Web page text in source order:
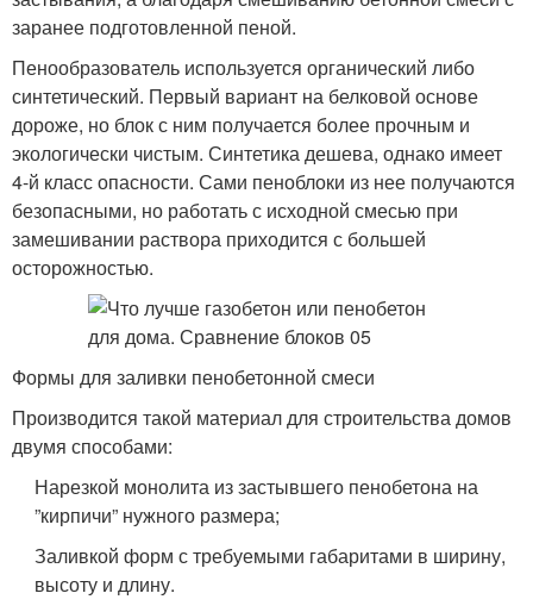
заранее подготовленной пеной.
Пенообразователь используется органический либо
синтетический. Первый вариант на белковой основе
дороже, но блок с ним получается более прочным и
экологически чистым. Синтетика дешева, однако имеет
4-й класс опасности. Сами пеноблоки из нее получаются
безопасными, но работать с исходной смесью при
замешивании раствора приходится с большей
осторожностью.
Формы для заливки пенобетонной смеси
Производится такой материал для строительства домов
двумя способами:
Нарезкой монолита из застывшего пенобетона на
”кирпичи” нужного размера;
Заливкой форм с требуемыми габаритами в ширину,
высоту и длину.